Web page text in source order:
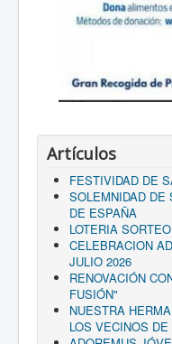
Artículos
FESTIVIDAD DE
SOLEMNIDAD DE
DE ESPAÑA
LOTERIA
CELEBRACION
JULIO 2026
RENOVACIÓN
FUSIÓN"
NUESTRA
LOS VECINOS